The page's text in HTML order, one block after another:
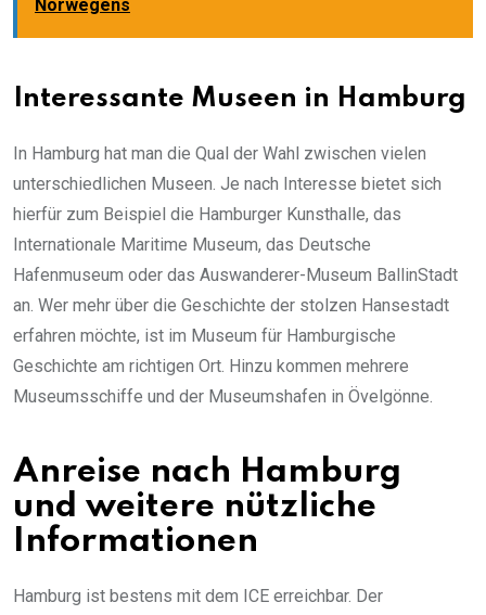
Norwegens
Interessante Museen in Hamburg
In Hamburg hat man die Qual der Wahl zwischen vielen
unterschiedlichen Museen. Je nach Interesse bietet sich
hierfür zum Beispiel die Hamburger Kunsthalle, das
Internationale Maritime Museum, das Deutsche
Hafenmuseum oder das Auswanderer-Museum BallinStadt
an. Wer mehr über die Geschichte der stolzen Hansestadt
erfahren möchte, ist im Museum für Hamburgische
Geschichte am richtigen Ort. Hinzu kommen mehrere
Museumsschiffe und der Museumshafen in Övelgönne.
Anreise nach Hamburg
und weitere nützliche
Informationen
Hamburg ist bestens mit dem ICE erreichbar. Der